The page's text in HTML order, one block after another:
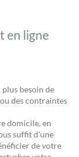
en ligne
plus besoin de
des contraintes
domicile, en
suffit d'une
de votre